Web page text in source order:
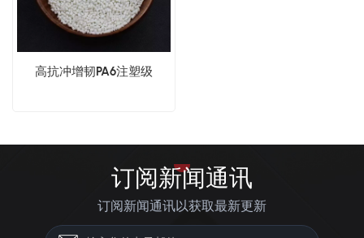
高抗冲增韧PA6注塑级
订阅新闻通讯
订阅新闻通讯以获取最新更新